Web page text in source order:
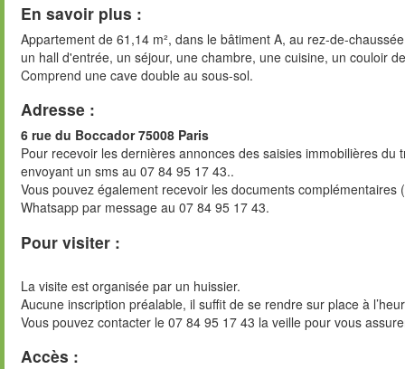
En savoir plus :
Appartement de 61,14 m², dans le bâtiment A, au rez-de-
un hall d'entrée, un séjour, une chambre, une cuisine, un couloir
Comprend une cave double au sous-sol.
Adresse :
6 rue du Boccador 75008 Paris
Pour recevoir les dernières annonces des saisies immobilières
envoyant un sms au 07 84 95 17 43..
Vous pouvez également recevoir les documents
Whatsapp par message au 07 84 95 17 43.
Pour visiter :
La visite est organisée par un huissier.
Aucune inscription préalable, il suffit de se rendre sur place à
Vous pouvez contacter le 07 84 95 17 43 la veille pour vous
Accès :